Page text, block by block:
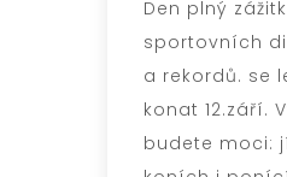
Den plný
sportovních
a rekordů. se
konat 12.září.
budete moci: